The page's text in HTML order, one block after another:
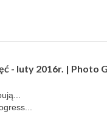
- luty 2016r. | Photo